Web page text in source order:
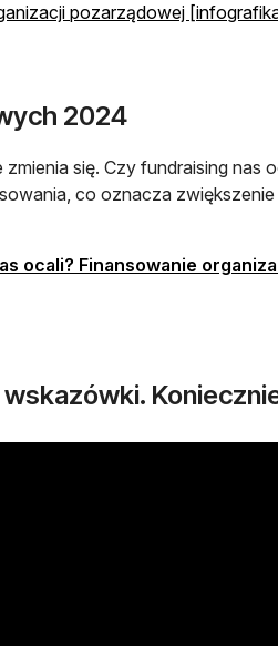
pozarządowej
2024
się. Czy fundraising nas
co oznacza
ocali? Finansowanie